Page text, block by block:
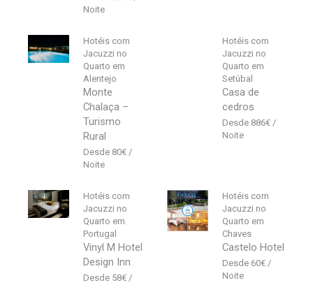
Hotéis com
Jacuzzi no
Quarto em
Alentejo
Monte
Chalaça –
Turismo
Rural
80€
Hotéis com
Jacuzzi no
Quarto em
Setúbal
Casa de
cedros
886€
Hotéis com
Jacuzzi no
Quarto em
Portugal
Vinyl M Hotel
Design Inn
58€
Hotéis com
Jacuzzi no
Quarto em
Chaves
Castelo Hotel
60€